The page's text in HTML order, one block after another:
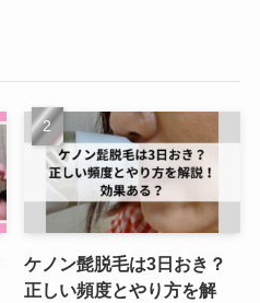
ケノン髭脱毛は3日おき？
正しい頻度とやり方を解